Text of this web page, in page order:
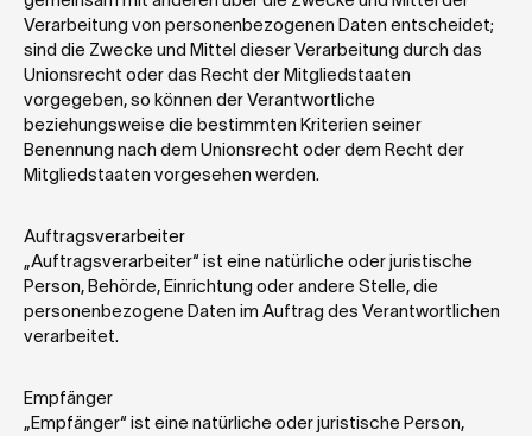
Verarbeitung von personenbezogenen Daten entscheidet;
sind die Zwecke und Mittel dieser Verarbeitung durch das
Unionsrecht oder das Recht der Mitgliedstaaten
vorgegeben, so können der Verantwortliche
beziehungsweise die bestimmten Kriterien seiner
Benennung nach dem Unionsrecht oder dem Recht der
Mitgliedstaaten vorgesehen werden.
Auftragsverarbeiter
„Auftragsverarbeiter“ ist eine natürliche oder juristische
Person, Behörde, Einrichtung oder andere Stelle, die
personenbezogene Daten im Auftrag des Verantwortlichen
verarbeitet.
Empfänger
„Empfänger“ ist eine natürliche oder juristische Person,